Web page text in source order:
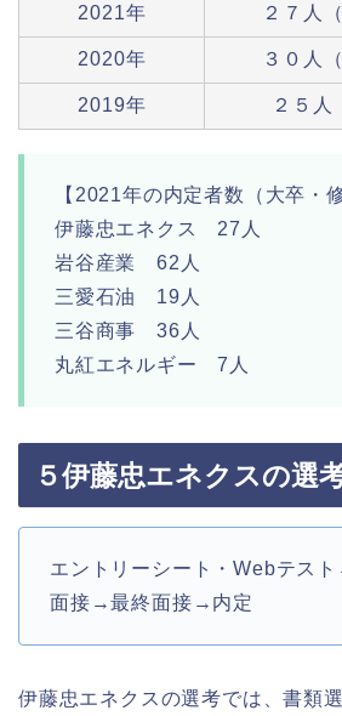
2021年 ２７人
2020年 ３０人
2019年 ２５人
【2021年の内定者数（大卒・
伊藤忠エネクス 27人
岩谷産業 62人
三愛石油 19人
三谷商事 36人
丸紅エネルギー 7人
５伊藤忠エネクスの選
エントリーシート・Webテス
面接→最終面接→内定
伊藤忠エネクスの選考では、書類